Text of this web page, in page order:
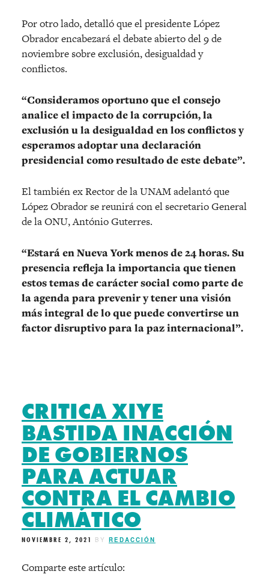
Por otro lado, detalló que el presidente López
Obrador encabezará el debate abierto del 9 de
noviembre sobre exclusión, desigualdad y
conflictos.
“Consideramos oportuno que el consejo
analice el impacto de la corrupción, la
exclusión u la desigualdad en los conflictos y
esperamos adoptar una declaración
presidencial como resultado de este debate”.
El también ex Rector de la UNAM adelantó que
López Obrador se reunirá con el secretario General
de la ONU, António Guterres.
“Estará en Nueva York menos de 24 horas. Su
presencia refleja la importancia que tienen
estos temas de carácter social como parte de
la agenda para prevenir y tener una visión
más integral de lo que puede convertirse un
factor disruptivo para la paz internacional”.
CRITICA XIYE
BASTIDA INACCIÓN
DE GOBIERNOS
PARA ACTUAR
CONTRA EL CAMBIO
CLIMÁTICO
NOVIEMBRE 2, 2021 BY REDACCIÓN
Comparte este artículo: